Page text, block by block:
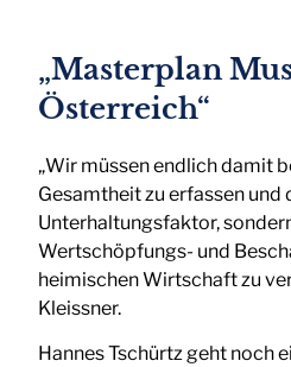
„Masterplan
Österreich“
„Wir müssen endlich damit
Gesamtheit zu erfassen und
Unterhaltungsfaktor,
Wertschöpfungs- und
heimischen Wirtschaft zu
Kleissner.
Hannes Tschürtz geht noch